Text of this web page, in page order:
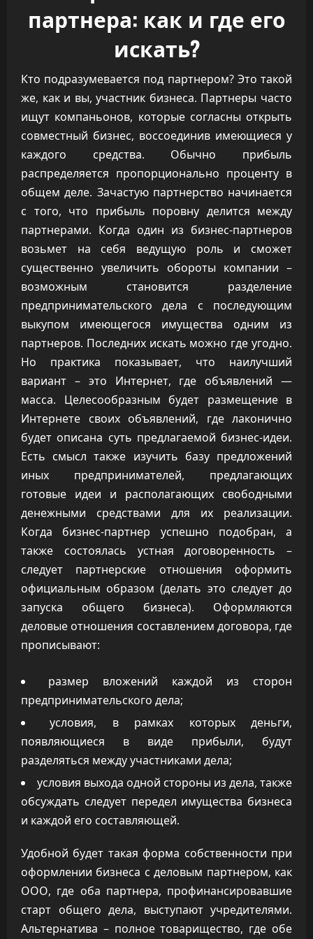
партнера: как и где его
искать?
Кто подразумевается под партнером? Это такой
же, как и вы, участник бизнеса. Партнеры часто
ищут компаньонов, которые согласны открыть
совместный бизнес, воссоединив имеющиеся у
каждого средства. Обычно прибыль
распределяется пропорционально проценту в
общем деле. Зачастую партнерство начинается
с того, что прибыль поровну делится между
партнерами. Когда один из бизнес-партнеров
возьмет на себя ведущую роль и сможет
существенно увеличить обороты компании –
возможным становится разделение
предпринимательского дела с последующим
выкупом имеющегося имущества одним из
партнеров. Последних искать можно где угодно.
Но практика показывает, что наилучший
вариант – это Интернет, где объявлений —
масса. Целесообразным будет размещение в
Интернете своих объявлений, где лаконично
будет описана суть предлагаемой бизнес-идеи.
Есть смысл также изучить базу предложений
иных предпринимателей, предлагающих
готовые идеи и располагающих свободными
денежными средствами для их реализации.
Когда бизнес-партнер успешно подобран, а
также состоялась устная договоренность –
следует партнерские отношения оформить
официальным образом (делать это следует до
запуска общего бизнеса). Оформляются
деловые отношения составлением договора, где
прописывают:
размер вложений каждой из сторон
предпринимательского дела;
условия, в рамках которых деньги,
появляющиеся в виде прибыли, будут
разделяться между участниками дела;
условия выхода одной стороны из дела, также
обсуждать следует передел имущества бизнеса
и каждой его составляющей.
Удобной будет такая форма собственности при
оформлении бизнеса с деловым партнером, как
ООО, где оба партнера, профинансировавшие
старт общего дела, выступают учредителями.
Альтернатива – полное товарищество, где обе